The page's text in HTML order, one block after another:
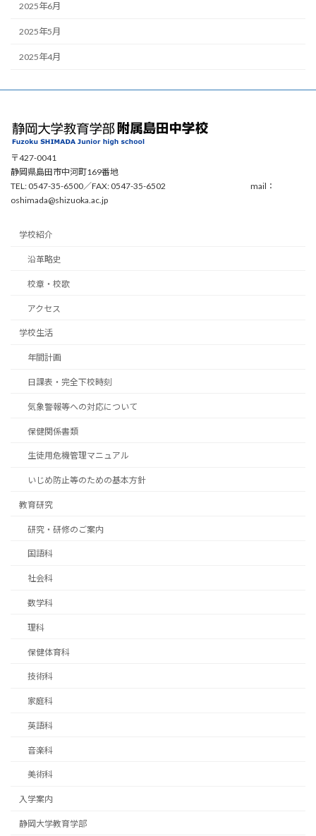
2025年6月
2025年5月
2025年4月
〒427-0041
静岡県島田市中河町169番地
TEL: 0547-35-6500／FAX: 0547-35-6502 mail：
oshimada@shizuoka.ac.jp
学校紹介
沿革略史
校章・校歌
アクセス
学校生活
年間計画
日課表・完全下校時刻
気象警報等への対応について
保健関係書類
生徒用危機管理マニュアル
いじめ防止等のための基本方針
教育研究
研究・研修のご案内
国語科
社会科
数学科
理科
保健体育科
技術科
家庭科
英語科
音楽科
美術科
入学案内
静岡大学教育学部